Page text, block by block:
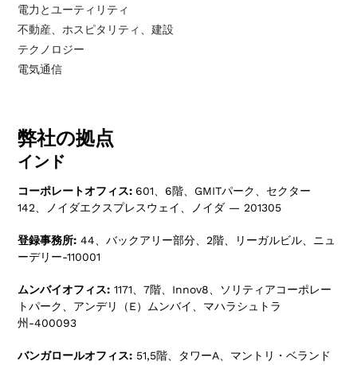
電力とユーティリティ
不動産、ホスピタリティ、建設
テクノロジー
電気通信
弊社の拠点
インド
コーポレートオフィス: 601、6階、GMITパーク、セクター
142、ノイダエクスプレスウェイ、ノイダ — 201305
登録事務所: 44、バックアリー部分、2階、リーガルビル、ニュ
ーデリー-110001
ムンバイオフィス: 1171、7階、Innov8、ソリティアコーポレー
トパーク、アンデリ（E）ムンバイ、マハラシュトラ
州-400093
バンガロールオフィス: 51,5階、タワーA、マントリ・ベランド